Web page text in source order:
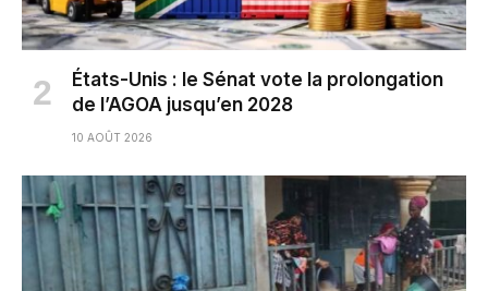
États-Unis : le Sénat vote la prolongation
de l’AGOA jusqu’en 2028
10 AOÛT 2026